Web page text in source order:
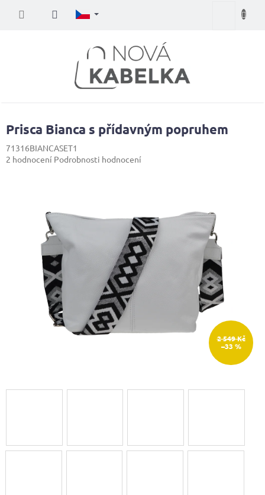
Nákupní
Prisca Bianca s přídavným popruhem
71316BIANCASET1
Průměrné
2 hodnocení Podrobnosti hodnocení
2 549 Kč
–33 %